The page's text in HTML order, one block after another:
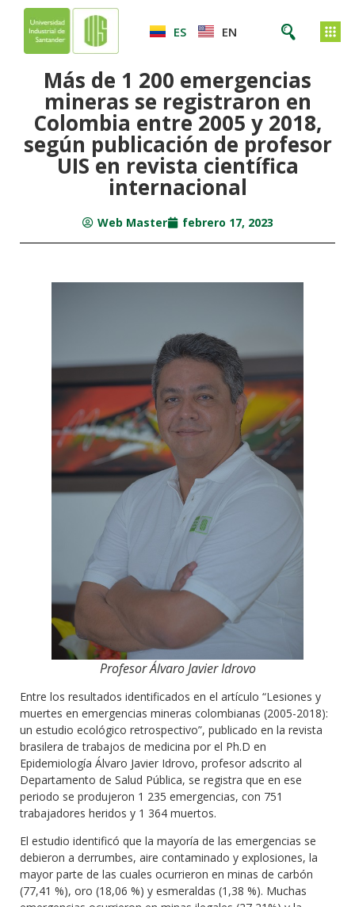
ES EN
Más de 1 200 emergencias
mineras se registraron en
Colombia entre 2005 y 2018,
según publicación de profesor
UIS en revista científica
internacional
Web Master febrero 17, 2023
Profesor Álvaro Javier Idrovo
Entre los resultados identificados en el artículo “Lesiones y
muertes en emergencias mineras colombianas (2005-2018):
un estudio ecológico retrospectivo”, publicado en la revista
brasilera de trabajos de medicina por el Ph.D en
Epidemiología Álvaro Javier Idrovo, profesor adscrito al
Departamento de Salud Pública, se registra que en ese
periodo se produjeron 1 235 emergencias, con 751
trabajadores heridos y 1 364 muertos.
El estudio identificó que la mayoría de las emergencias se
debieron a derrumbes, aire contaminado y explosiones, la
mayor parte de las cuales ocurrieron en minas de carbón
(77,41 %), oro (18,06 %) y esmeraldas (1,38 %). Muchas